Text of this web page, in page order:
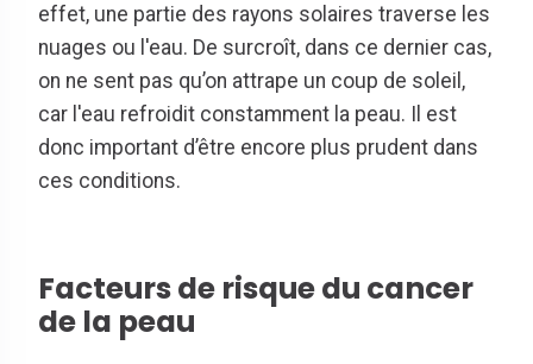
effet, une partie des rayons solaires traverse les
nuages ou l'eau. De surcroît, dans ce dernier cas,
on ne sent pas qu’on attrape un coup de soleil,
car l'eau refroidit constamment la peau. Il est
donc important d’être encore plus prudent dans
ces conditions.
Facteurs de risque du cancer
de la peau